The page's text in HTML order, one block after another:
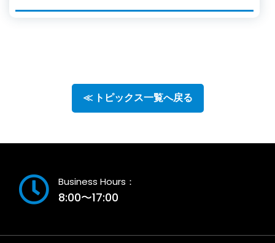
≪ トピックス一覧へ戻る
Business Hours：
8:00〜17:00